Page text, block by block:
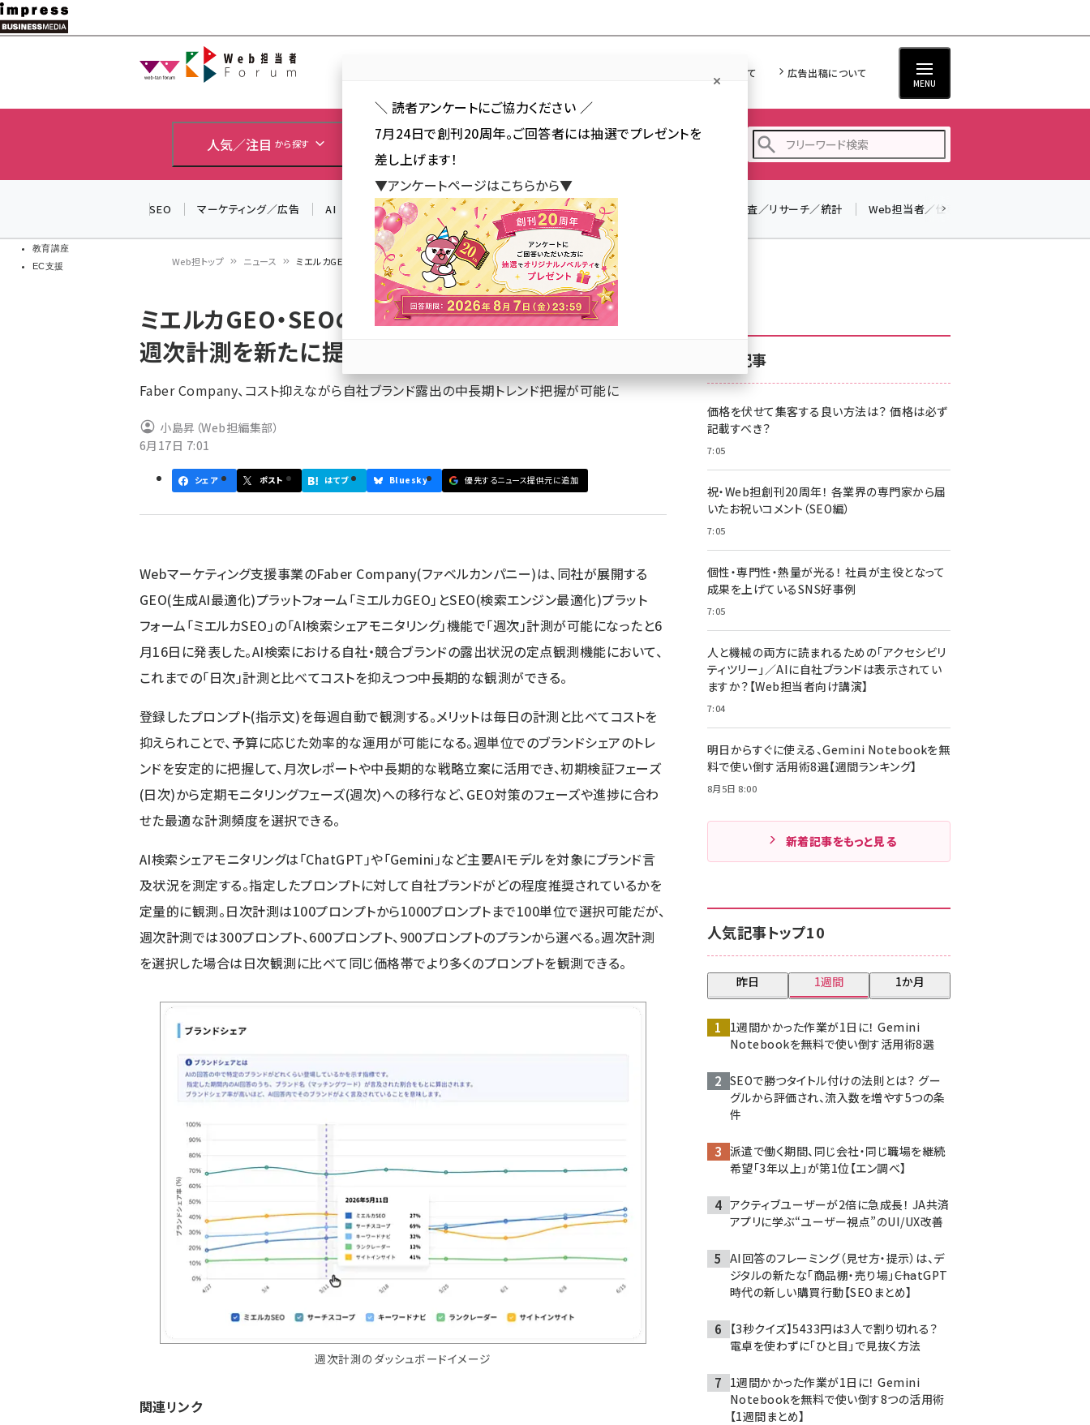
メ
イ
教育講座
EC支援
Web担当者Forum
Web担について 広告出稿について
MENU
人気／注目 から探す カテゴリ／種別 から探す セミナー／イベント から探す
z世代 (1620)
meo (1274)
SEO マーケティング／広告 AI SNS アクセス解析／データ分析 サイト制作／デザイン 調査／リサーチ／統計 Web担当者／仕事
ン
く
ず
Web担トップ ニュース ミエルカGEO・SEOの「AI検索シェアモニタリング」で週次計測を新たに提供開始
ミエルカGEO・SEOの「AI検索シェアモニタリング」で
週次計測を新たに提供開始
Faber Company、コスト抑えながら自社ブランド露出の中長期トレンド把握が可能に
小島昇（Web担編集部）
6月17日 7:01
シェア ポスト はてブ Bluesky 優先するニュース提供元に追加
Webマーケティング支援事業のFaber Company(ファベルカンパニー)は、同社が展開する
GEO(生成AI最適化)プラットフォーム「ミエルカGEO」とSEO(検索エンジン最適化)プラット
フォーム「ミエルカSEO」の「AI検索シェアモニタリング」機能で「週次」計測が可能になったと6
月16日に発表した。AI検索における自社・競合ブランドの露出状況の定点観測機能において、
これまでの「日次」計測と比べてコストを抑えつつ中長期的な観測ができる。
登録したプロンプト(指示文)を毎週自動で観測する。メリットは毎日の計測と比べてコストを
抑えられことで、予算に応じた効率的な運用が可能になる。週単位でのブランドシェアのトレ
ンドを安定的に把握して、月次レポートや中長期的な戦略立案に活用でき、初期検証フェーズ
(日次)から定期モニタリングフェーズ(週次)への移行など、GEO対策のフェーズや進捗に合わ
せた最適な計測頻度を選択できる。
AI検索シェアモニタリングは「ChatGPT」や「Gemini」など主要AIモデルを対象にブランド言
及状況を測定する。指定したプロンプトに対して自社ブランドがどの程度推奨されているかを
定量的に観測。日次計測は100プロンプトから1000プロンプトまで100単位で選択可能だが、
週次計測では300プロンプト、600プロンプト、900プロンプトのプランから選べる。週次計測
を選択した場合は日次観測に比べて同じ価格帯でより多くのプロンプトを観測できる。
週次計測のダッシュボードイメージ
関連リンク
新着記事
価格を伏せて集客する良い方法は？ 価格は必ず
記載すべき？
7:05
祝・Web担創刊20周年！ 各業界の専門家から届
いたお祝いコメント（SEO編）
7:05
個性・専門性・熱量が光る！ 社員が主役となって
成果を上げているSNS好事例
7:05
人と機械の両方に読まれるための「アクセシビリ
ティツリー」／AIに自社ブランドは表示されてい
ますか？【Web担当者向け講演】
7:04
明日からすぐに使える、Gemini Notebookを無
料で使い倒す活用術8選【週間ランキング】
8月5日 8:00
新着記事をもっと見る
人気記事トップ10
昨日 1週間 1か月
1週間かかった作業が1日に！ Gemini
Notebookを無料で使い倒す活用術8選
SEOで勝つタイトル付けの法則とは？ グー
グルから評価され、流入数を増やす5つの条
件
派遣で働く期間、同じ会社・同じ職場を継続
希望「3年以上」が第1位【エン調べ】
アクティブユーザーが2倍に急成長！ JA共済
アプリに学ぶ“ユーザー視点”のUI/UX改善
AI回答のフレーミング（見せ方・提示）は、デ
ジタルの新たな「商品棚・売り場」――ChatGPT
時代の新しい購買行動【SEOまとめ】
【3秒クイズ】5433円は3人で割り切れる？
電卓を使わずに「ひと目」で見抜く方法
1週間かかった作業が1日に！ Gemini
Notebookを無料で使い倒す8つの活用術
【1週間まとめ】
＼ 読者アンケートにご協力ください ／
7月24日で創刊20周年。ご回答者には抽選でプレゼントを
差し上げます！
▼アンケートページはこちらから▼